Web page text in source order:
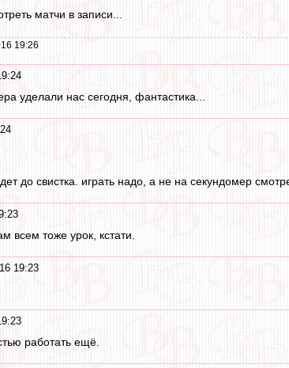
матчи в записи...
19:26
уделали нас сегодня, фантастика...
до свистка. играть надо, а не на секундомер
всем тоже урок, кстати.
19:23
работать ещё.